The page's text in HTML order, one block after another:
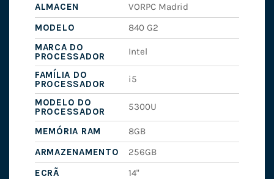
ALMACEN
VORPC Madrid
MODELO
840 G2
MARCA DO
PROCESSADOR
Intel
FAMÍLIA DO
PROCESSADOR
i5
MODELO DO
PROCESSADOR
5300U
MEMÓRIA RAM
8GB
ARMAZENAMENTO
256GB
ECRÃ
14"